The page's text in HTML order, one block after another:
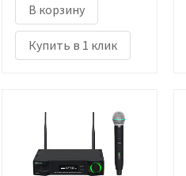
В корзину
Купить в 1 клик